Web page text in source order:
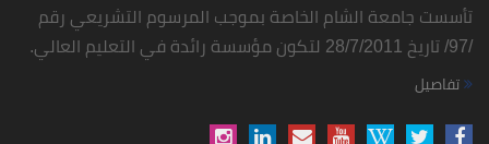
تأسست جامعة الشام الخاصة بموجب المرسوم التشريعي رقم
/97/ تاريخ 28/7/2011 لتكون مؤسسة رائدة في التعليم العالي.
تفاصيل